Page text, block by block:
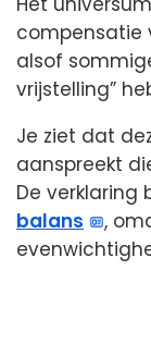
compensatie
alsof
vrijstelling”
Je ziet dat
aanspreekt
De verklaring
balans
,